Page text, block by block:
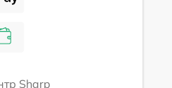
Sharp